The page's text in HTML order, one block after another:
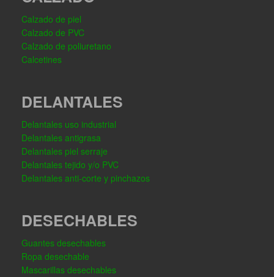
Calzado de piel
Calzado de PVC
Calzado de poliuretano
Calcetines
DELANTALES
Delantales uso industrial
Delantales antigrasa
Delantales piel serraje
Delantales tejido y/o PVC
Delantales anti-corte y pinchazos
DESECHABLES
Guantes desechables
Ropa desechable
Mascarillas desechables